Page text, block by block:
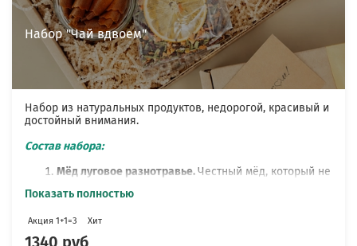
Набор "Чай вдвоем"
Набор из натуральных продуктов, недорогой, красивый и
достойный внимания.
Состав набора:
Мёд луговое разнотравье.Честный мёд, который не
Через месяц он густеет, перед употреблением его
ненадолго в теплую воду. Мёд частной пасеки -
собран пчёлами с полей Орловского
Показать полностью
Акция 1+1=3 Хит